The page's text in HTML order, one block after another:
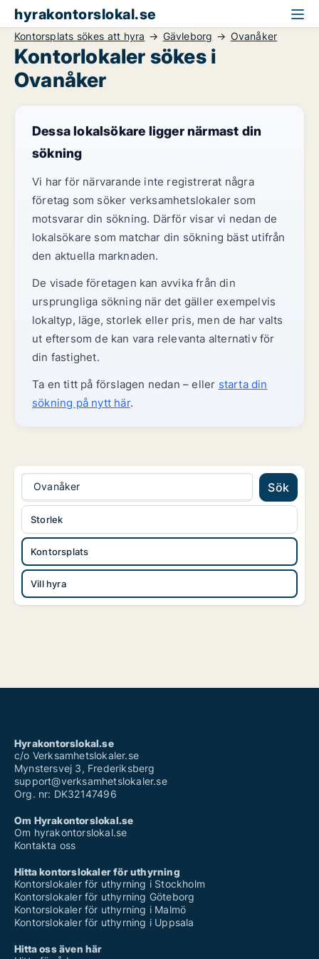
hyrakontorslokal.se
Kontorsplats sökes att hyra Gävleborg Ovanåker
Kontorlokaler sökes i
Ovanåker
Dessa lokalsökare ligger närmast din
sökning
Vi har för närvarande inte registrerat några
företag som söker verksamhetslokaler som
motsvarar din sökning. Därför visar vi nedan de
lokalsökare som matchar din sökning bäst utifrån
den aktuella marknaden.
De visade företagen kan avvika från din
ursprungliga sökning när det gäller exempelvis
lokaltyp, läge, storlek eller pris, men de har valts
ut eftersom de kan vara relevanta alternativ för
din fastighet.
Ta en titt på förslagen nedan – eller starta din
sökning på nytt här.
Ovanåker Sök
Kontorsplats
Vill hyra
Storlek
Hyrakontorslokal.se
c/o Verksamhetslokaler.se
Mynstersvej 3, Frederiksberg
support@verksamhetslokaler.se
Org. nr: DK32147496
Om Hyrakontorslokal.se
Om hyrakontorslokal.se
Kontakta oss
Hitta kontorslokaler för uthyrning
Kontorslokaler för uthyrning i Stockholm
Kontorslokaler för uthyrning Göteborg
Kontorslokaler för uthyrning i Malmö
Kontorslokaler för uthyrning i Uppsala
Hitta oss även här